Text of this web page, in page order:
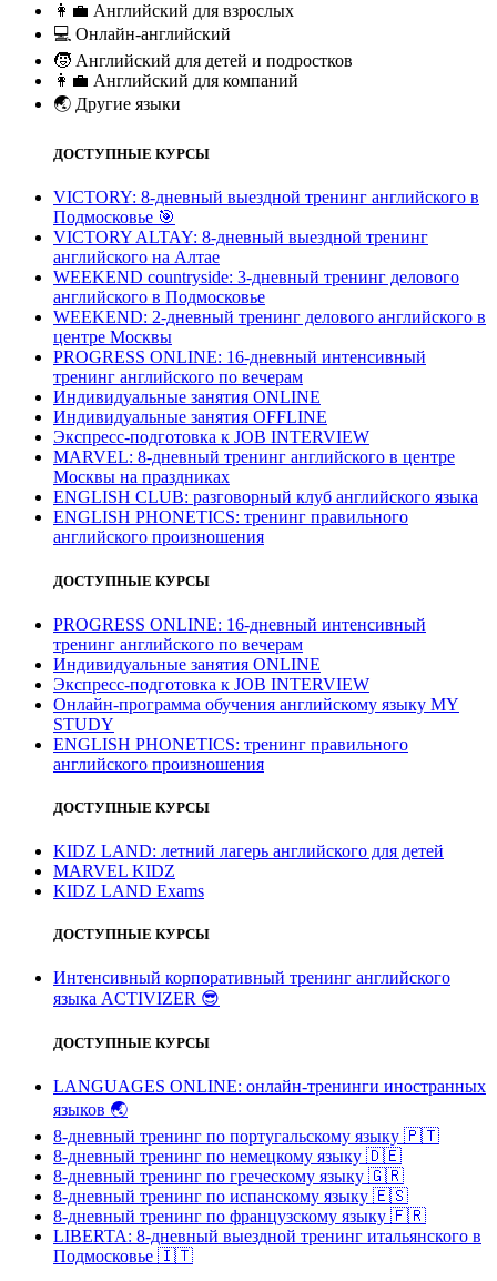
👩‍💼 Английский для взрослых
💻 Онлайн-английский
🧒 Английский для детей и подростков
👩‍💼 Английский для компаний
🌏 Другие языки
ДОСТУПНЫЕ КУРСЫ
VICTORY: 8-дневный выездной тренинг английского в
Подмосковье 🎯
VICTORY ALTAY: 8-дневный выездной тренинг
английского на Алтае
WEEKEND countryside: 3-дневный тренинг делового
английского в Подмосковье
WEEKEND: 2-дневный тренинг делового английского в
центре Москвы
PROGRESS ONLINE: 16-дневный интенсивный
тренинг английского по вечерам
Индивидуальные занятия ONLINE
Индивидуальные занятия OFFLINE
Экспресс-подготовка к JOB INTERVIEW
МARVEL: 8-дневный тренинг английского в центре
Москвы на праздниках
ENGLISH CLUB: разговорный клуб английского языка
ENGLISH PHONETICS: тренинг правильного
английского произношения
ДОСТУПНЫЕ КУРСЫ
PROGRESS ONLINE: 16-дневный интенсивный
тренинг английского по вечерам
Индивидуальные занятия ONLINE
Экспресс-подготовка к JOB INTERVIEW
Онлайн-программа обучения английскому языку MY
STUDY
ENGLISH PHONETICS: тренинг правильного
английского произношения
ДОСТУПНЫЕ КУРСЫ
KIDZ LAND: летний лагерь английского для детей
MARVEL KIDZ
KIDZ LAND Exams
ДОСТУПНЫЕ КУРСЫ
Интенсивный корпоративный тренинг английского
языка ACTIVIZER 😎
ДОСТУПНЫЕ КУРСЫ
LANGUAGES ONLINE: онлайн-тренинги иностранных
языков 🌏
8-дневный тренинг по португальскому языку 🇵🇹
8-дневный тренинг по немецкому языку 🇩🇪
8-дневный тренинг по греческому языку 🇬🇷
8-дневный тренинг по испанскому языку 🇪🇸
8-дневный тренинг по французскому языку 🇫🇷
LIBERTA: 8-дневный выездной тренинг итальянского в
Подмосковье 🇮🇹